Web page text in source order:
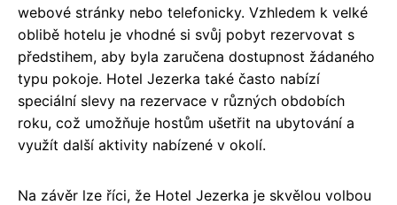
webové stránky nebo telefonicky. Vzhledem k velké
oblibě hotelu je vhodné si svůj pobyt rezervovat s
předstihem, aby byla zaručena dostupnost žádaného
typu pokoje. Hotel Jezerka také často nabízí
speciální slevy na rezervace v různých obdobích
roku, což umožňuje hostům ušetřit na ubytování a
využít další aktivity nabízené v okolí.
Na závěr lze říci, že Hotel Jezerka je skvělou volbou